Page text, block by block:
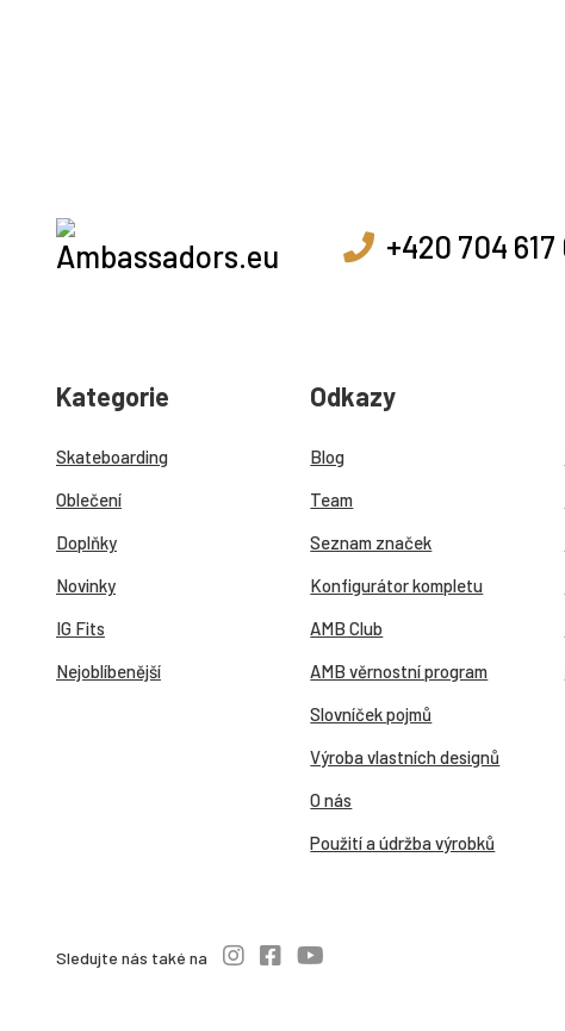
+420 704 617
Kategorie
Skateboarding
Oblečení
Doplňky
Novinky
IG Fits
Nejoblíbenější
Odkazy
Blog
Team
Seznam značek
Konfigurátor kompletu
AMB Club
AMB věrnostní program
Slovníček pojmů
Výroba vlastních designů
O nás
Použití a údržba výrobků
Sledujte nás také na